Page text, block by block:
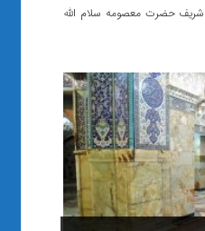
شریف حضرت معصومه سلام الله